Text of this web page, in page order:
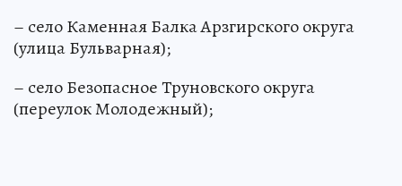
– село Каменная Балка Арзгирского округа
(улица Бульварная);
– село Безопасное Труновского округа
(переулок Молодежный);